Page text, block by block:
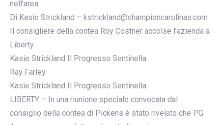
nell’area.
Di Kasie Strickland – kstrickland@championcarolinas.com
Il consigliere della contea Roy Costner accolse l’azienda a
Liberty.
Kasie Strickland Il Progresso Sentinella
Ray Farley
Kasie Strickland Il Progresso Sentinella
LIBERTY – In una riunione speciale convocata dal
consiglio della contea di Pickens è stato rivelato che PG